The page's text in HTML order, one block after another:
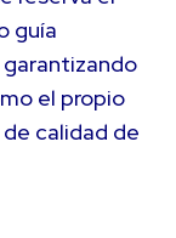
guía
el propio
calidad de